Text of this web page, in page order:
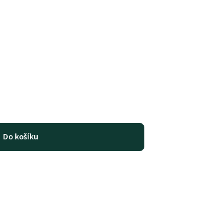
Do košíku